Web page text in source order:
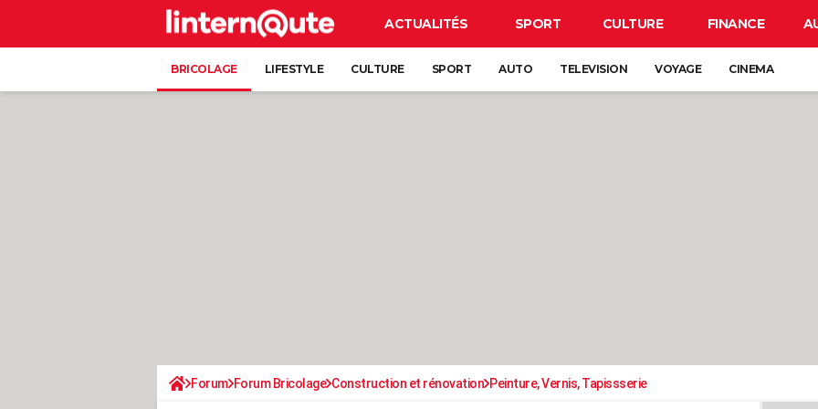
ACTUALITÉS SPORT CULTURE FINANCE
BRICOLAGE LIFESTYLE CULTURE SPORT AUTO TELEVISION VOYAGE CINEMA
Forum Forum Bricolage Construction et rénovation Peinture, Vernis, Tapissserie